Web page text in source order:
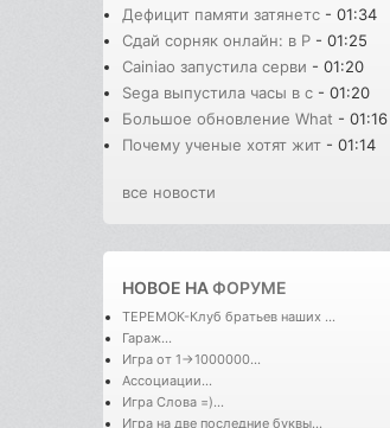
Дефицит памяти затянетс - 01:34
Сдай сорняк онлайн: в Р - 01:25
Cainiao запустила серви - 01:20
Sega выпустила часы в с - 01:20
Большое обновление What - 01:16
Почему ученые хотят жит - 01:14
все новости
НОВОЕ НАФОРУМЕ
ТЕРЕМОК-Клуб братьев наших ...
Гараж...
Игра от 1->1000000...
Ассоциации...
Игра Слова =)...
Игра на две последние буквы...